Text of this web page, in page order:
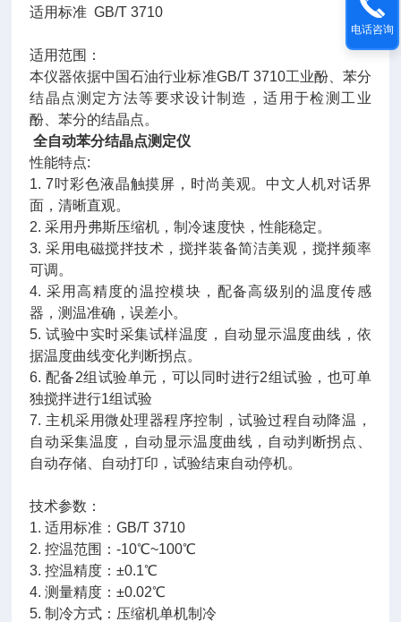
适用标准 GB/T 3710
适用范围：
本仪器依据中国石油行业标准GB/T 3710工业酚、苯分
结晶点测定方法等要求设计制造，适用于检测工业
酚、苯分的结晶点。
全自动苯分结晶点测定仪
性能特点:
1. 7吋彩色液晶触摸屏，时尚美观。中文人机对话界
面，清晰直观。
2. 采用丹弗斯压缩机，制冷速度快，性能稳定。
3. 采用电磁搅拌技术，搅拌装备简洁美观，搅拌频率
可调。
4. 采用高精度的温控模块，配备高级别的温度传感
器，测温准确，误差小。
5. 试验中实时采集试样温度，自动显示温度曲线，依
据温度曲线变化判断拐点。
6. 配备2组试验单元，可以同时进行2组试验，也可单
独搅拌进行1组试验
7. 主机采用微处理器程序控制，试验过程自动降温，
自动采集温度，自动显示温度曲线，自动判断拐点、
自动存储、自动打印，试验结束自动停机。
技术参数：
1. 适用标准：GB/T 3710
2. 控温范围：-10℃~100℃
3. 控温精度：±0.1℃
4. 测量精度：±0.02℃
5. 制冷方式：压缩机单机制冷
电话咨询